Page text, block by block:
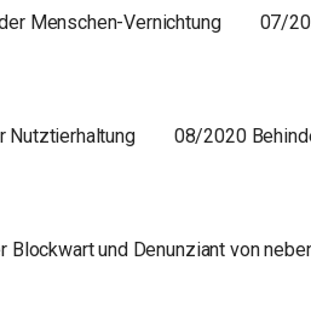
Menschen-Vernichtung 07/
Nutztierhaltung 08/2020
und Denunziant von